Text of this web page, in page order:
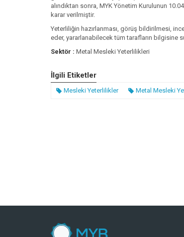
9 Ekim 2018 /
alındıktan sonra, MYK Yönetim Kurulunun
karar verilmiştir.
Yeterliliğin hazırlanması, görüş bildirilmesi,
eder, yararlanabilecek tüm tarafların bilgisine
Sektör : Metal Mesleki Yeterlilikleri
İlgili Etiketler
Mesleki Yeterlilikler Metal Mesleki